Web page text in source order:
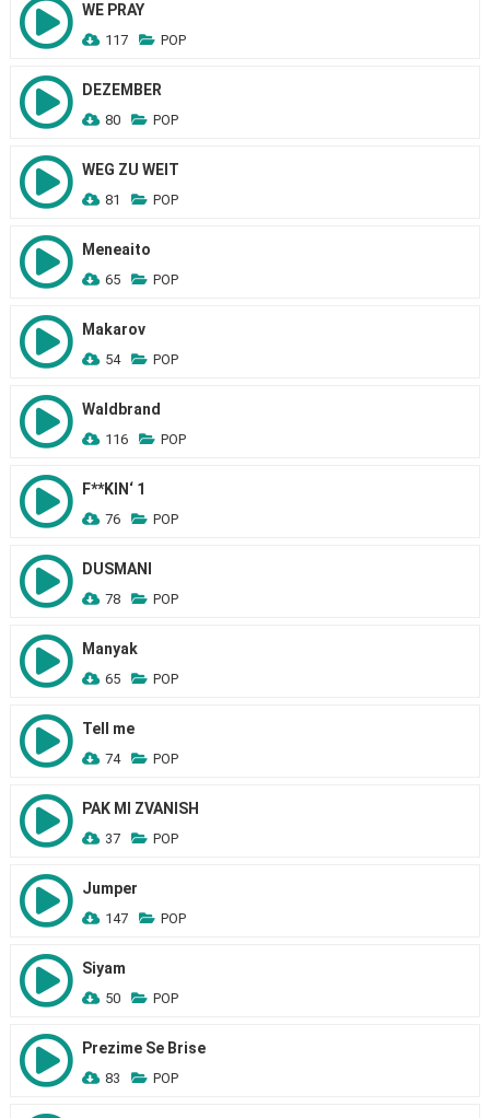
WE PRAY
117 POP
DEZEMBER
80 POP
WEG ZU WEIT
81 POP
Meneaito
65 POP
Makarov
54 POP
Waldbrand
116 POP
F**KIN‘ 1
76 POP
DUSMANI
78 POP
Manyak
65 POP
Tell me
74 POP
PAK MI ZVANISH
37 POP
Jumper
147 POP
Siyam
50 POP
Prezime Se Brise
83 POP